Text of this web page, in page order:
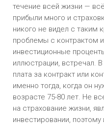
течение всей жизни —
прибыли много и
никого не видел с таким
проблемы с контрактом
инвестиционные
иллюстрации, встречал.
плата за контракт или
именно тогда, когда он
возрасте 75-80 лет. Не
на страхование жизни,
инвестировании,